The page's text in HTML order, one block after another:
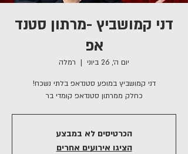
דני קמושביץ -מרתון סטנד
אפ
יום ה׳, 26 ביוני
  |
רמלה
כחלק ממרתון סטנדאפ קומדי בר
הכרטיסים לא במבצע
הציגו אירועים אחרים